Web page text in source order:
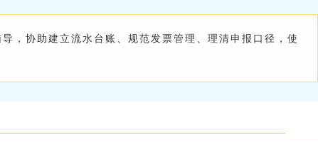
，协助建立流水台账、规范发票管理、理清申报口径，使